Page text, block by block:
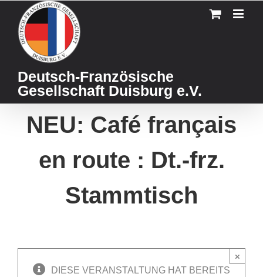
content
Deutsch-Französische
Gesellschaft Duisburg e.V.
NEU: Café français
en route : Dt.-frz.
Stammtisch
DIESE VERANSTALTUNG HAT BEREITS
×